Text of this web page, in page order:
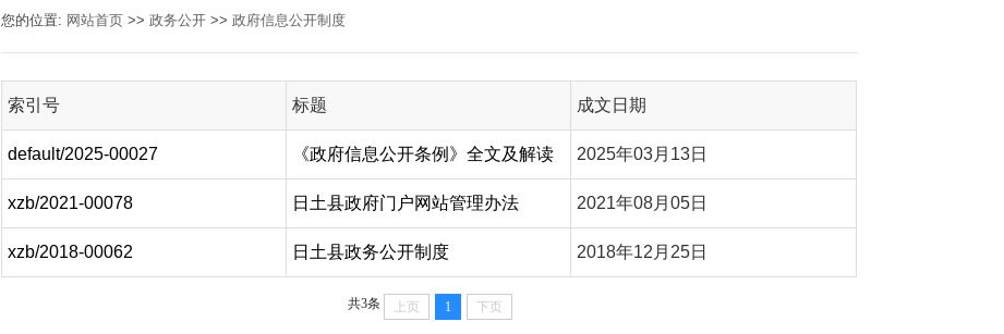
您的位置: 网站首页 >>政务公开 >>政府信息公开制度
索引号 标题 成文日期
default/2025-00027 《政府信息公开条例》全文及解读 2025年03月13日
xzb/2021-00078 日土县政府门户网站管理办法 2021年08月05日
xzb/2018-00062 日土县政务公开制度 2018年12月25日
共3条 上页 1 下页